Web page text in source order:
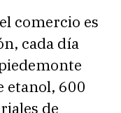
comercio es
cada día
etanol, 600
de